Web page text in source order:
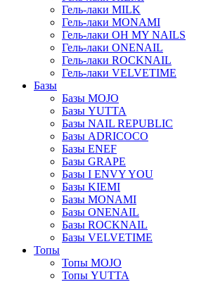
Гель-лаки MILK
Гель-лаки MONAMI
Гель-лаки OH MY NAILS
Гель-лаки ONENAIL
Гель-лаки ROCKNAIL
Гель-лаки VELVETIME
Базы
Базы MOJO
Базы YUTTA
Базы NAIL REPUBLIC
Базы ADRICOCO
Базы ENEF
Базы GRAPE
Базы I ENVY YOU
Базы KIEMI
Базы MONAMI
Базы ONENAIL
Базы ROCKNAIL
Базы VELVETIME
Топы
Топы MOJO
Топы YUTTA